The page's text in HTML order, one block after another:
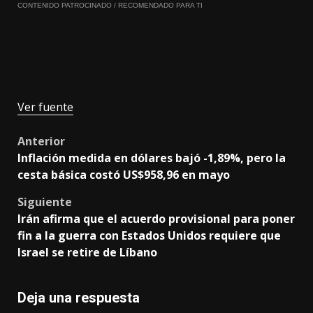
CONTENIDO PATROCINADO / RECOMENDADO PARA TI
Ver fuente
Post
navigation
Anterior
Inflación medida en dólares bajó -1,89%, pero la
cesta básica costó US$958,96 en mayo
Siguiente
Irán afirma que el acuerdo provisional para poner
fin a la guerra con Estados Unidos requiere que
Israel se retire de Líbano
Deja una respuesta